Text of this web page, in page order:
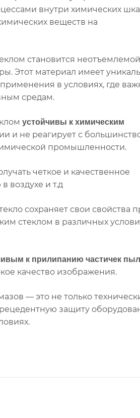
внутри химических
веществ на
становится
Этот материал имеет
в условиях, где
средам.
устойчивы к химическим
и не реагирует с
промышленности.
четкое и качественное
воздухе и т.д
сохраняет свои свойства
стеклом в различных
к прилипанию частичек
качество изображения.
— это не только
защиту